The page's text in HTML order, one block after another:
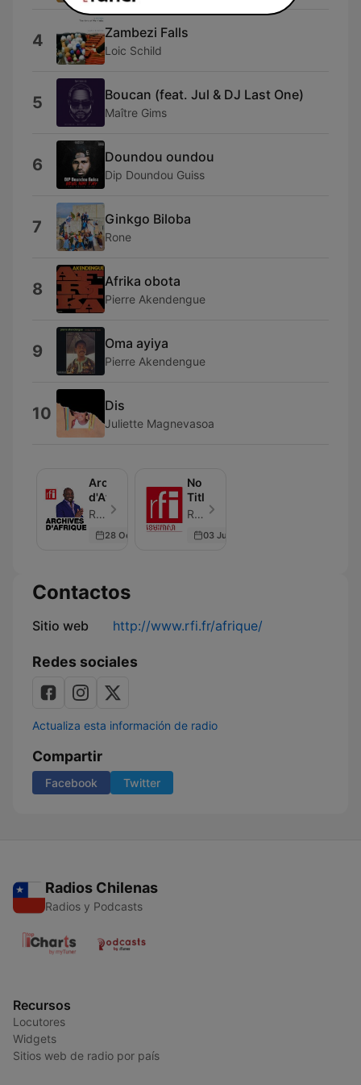
4 Zambezi Falls
Loic Schild
5 Boucan (feat. Jul & DJ Last One)
Maître Gims
6 Doundou oundou
Dip Doundou Guiss
7 Ginkgo Biloba
Rone
8 Afrika obota
Pierre Akendengue
9 Oma ayiya
Pierre Akendengue
10 Dis
Juliette Magnevasoa
Archives
d'Afrique
RFI - Episodio 24
28 Oct 2023
No
Title
RFI - Episodio 1
03 Jun 2026
Contactos
Sitio web http://www.rfi.fr/afrique/
Redes sociales
Actualiza esta información de radio
Compartir
Facebook Twitter
Radios Chilenas
Radios y Podcasts
Recursos
Locutores
Widgets
Sitios web de radio por país